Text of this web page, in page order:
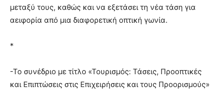
μεταξύ τους, καθώς και να εξετάσει τη νέα τάση για
αειφορία από μια διαφορετική οπτική γωνία.
*
-Το συνέδριο με τίτλο «Τουρισμός: Τάσεις, Προοπτικές
και Επιπτώσεις στις Επιχειρήσεις και τους Προορισμούς»